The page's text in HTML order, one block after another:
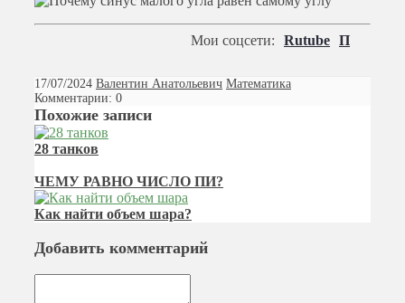
Мои соцсети: Rutube П
17/07/2024 Валентин Анатольевич Математика
Комментарии: 0
Похожие записи
28 танков
ЧЕМУ РАВНО ЧИСЛО ПИ?
Как найти объем шара?
Добавить комментарий